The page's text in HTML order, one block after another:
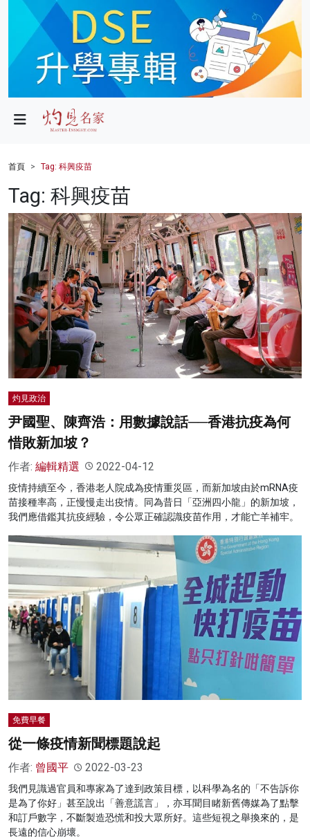
政局
財經
健康
商業
科技
影片
名家榜
灼見活動
首頁 Tag: 科興疫苗
Tag: 科興疫苗
灼見政治
尹國聖、陳齊浩：用數據說話──香港抗疫為何
惜敗新加坡？
作者: 編輯精選 2022-04-12
疫情持續至今，香港老人院成為疫情重災區，而新加坡由於mRNA疫
苗接種率高，正慢慢走出疫情。同為昔日「亞洲四小龍」的新加坡，
我們應借鑑其抗疫經驗，令公眾正確認識疫苗作用，才能亡羊補牢。
免費早餐
從一條疫情新聞標題說起
作者: 曾國平 2022-03-23
我們見識過官員和專家為了達到政策目標，以科學為名的「不告訴你
是為了你好」甚至說出「善意謊言」，亦耳聞目睹新舊傳媒為了點擊
和訂戶數字，不斷製造恐慌和投大眾所好。這些短視之舉換來的，是
長遠的信心崩壞。